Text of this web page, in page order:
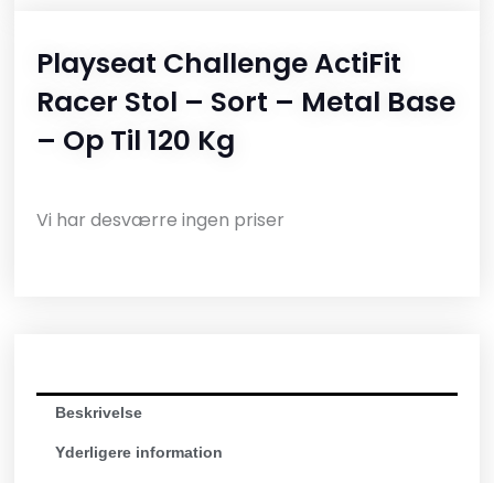
Playseat Challenge ActiFit
Racer Stol – Sort – Metal Base
– Op Til 120 Kg
Vi har desværre ingen priser
Beskrivelse
Yderligere information